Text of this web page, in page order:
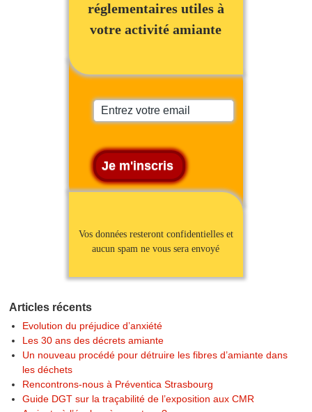
réglementaires utiles à
votre activité amiante
Vos données resteront confidentielles et
aucun spam ne vous sera envoyé
Articles récents
Evolution du préjudice d’anxiété
Les 30 ans des décrets amiante
Un nouveau procédé pour détruire les fibres d’amiante dans
les déchets
Rencontrons-nous à Préventica Strasbourg
Guide DGT sur la traçabilité de l’exposition aux CMR